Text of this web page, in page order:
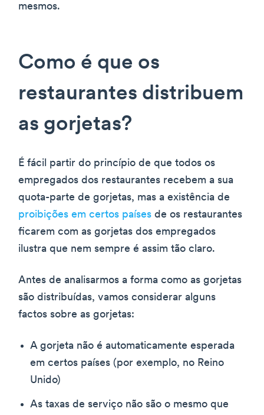
mesmos.
Como é que os
restaurantes distribuem
as gorjetas?
É fácil partir do princípio de que todos os
empregados dos restaurantes recebem a sua
quota-parte de gorjetas, mas a existência de
proibições em certos países de os restaurantes
ficarem com as gorjetas dos empregados
ilustra que nem sempre é assim tão claro.
Antes de analisarmos a forma como as gorjetas
são distribuídas, vamos considerar alguns
factos sobre as gorjetas:
A gorjeta não é automaticamente esperada
em certos países (por exemplo, no Reino
Unido)
As taxas de serviço não são o mesmo que